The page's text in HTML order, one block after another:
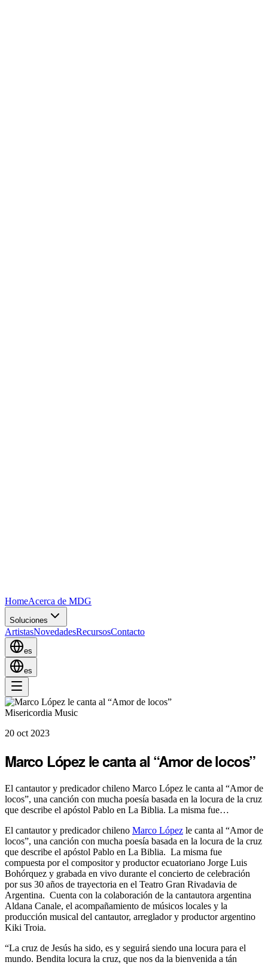
HomeAcerca de MDG
Soluciones
ArtistasNovedadesRecursosContacto
es
es
Misericordia Music
20 oct 2023
Marco López le canta al “Amor de locos”
El cantautor y predicador chileno Marco López le canta al “Amor de
locos”, una canción con mucha poesía basada en la locura de la cruz
que describe el apóstol Pablo en La Biblia. La misma fue…
El cantautor y predicador chileno Marco López le canta al “Amor de
locos”, una canción con mucha poesía basada en la locura de la cruz
que describe el apóstol Pablo en La Biblia. La misma fue
compuesta por el compositor y productor ecuatoriano Jorge Luis
Bohórquez y grabada en vivo durante el concierto de celebración
por sus 30 años de trayectoria en el Teatro Gran Rivadavia de
Argentina. Cuenta con la colaboración de la cantautora argentina
Aldana Canale, el acompañamiento de músicos locales y la
producción musical del cantautor, arreglador y productor argentino
Kiki Troia.
“La cruz de Jesús ha sido, es y seguirá siendo una locura para el
mundo. Bendita locura la cruz, que nos da la bienvenida a tán